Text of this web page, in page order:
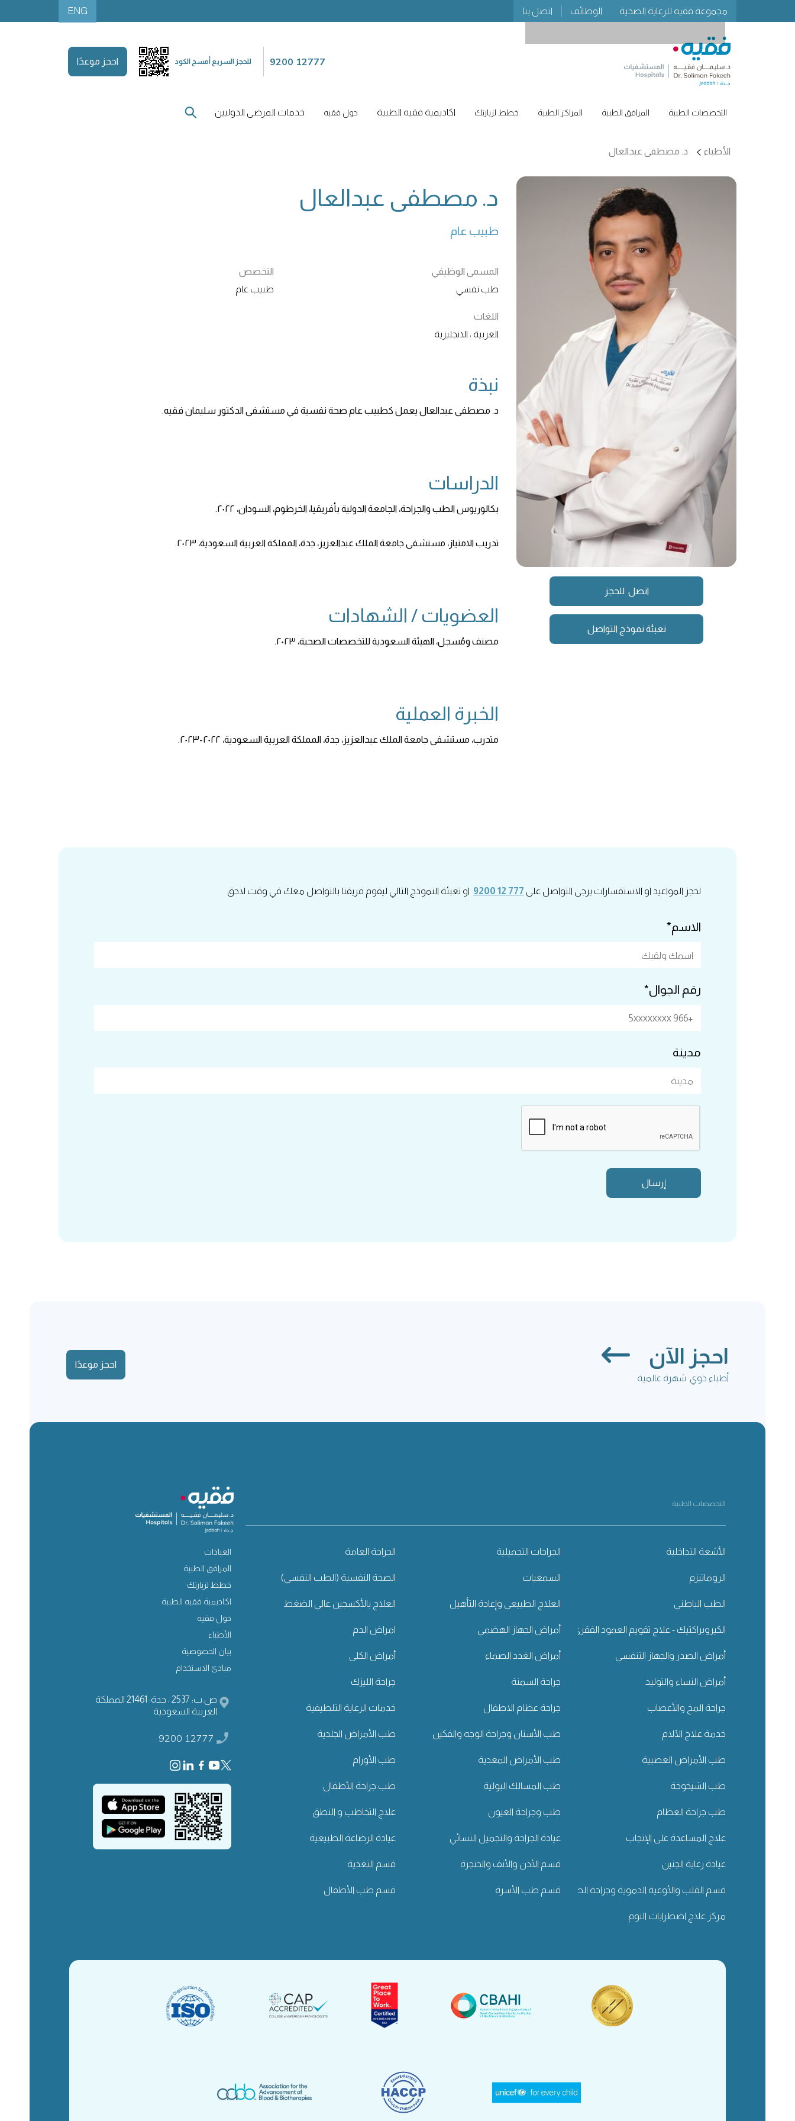
مجموعة فقيه للرعاية الصحية الوظائف اتصل بنا ENG
9200 12777 للحجز السريع أمسح الكود احجز موعدًا
التخصصات الطبية المرافق الطبية المراكز الطبية خطط لزيارتك اكاديمية فقيه الطبية حول فقيه خدمات المرضى الدوليين
الأطباء د. مصطفى عبدالعال
اتصل للحجز
تعبئة نموذج التواصل
د. مصطفى عبدالعال
طبيب عام
المسمى الوظيفي
طب نفسي
التخصص
طبيب عام
اللغات
العربية ، الانجليزية
نبذة
د. مصطفى عبدالعال يعمل كطبيب عام صحة نفسية في مستشفى الدكتور سليمان فقيه.
الدراسات
بكالوريوس الطب والجراحة، الجامعة الدولية بأفريقيا، الخرطوم، السودان، ٢٠٢٢.
تدريب الامتياز، مستشفى جامعة الملك عبدالعزيز، جدة، المملكة العربية السعودية، ٢٠٢٣.
العضويات / الشهادات
مصنف ومُسجل، الهيئة السعودية للتخصصات الصحية، ٢٠٢٣.
الخبرة العملية
متدرب، مستشفى جامعة الملك عبدالعزيز، جدة، المملكة العربية السعودية، ٢٠٢٢-٢٠٢٣.
لحجز المواعيد او الاستفسارات يرجى التواصل على 777 12 9200 او تعبئة النموذج التالي ليقوم فريقنا بالتواصل معك في وقت لاحق
الاسم*
رقم الجوال*
مدينة
احجز الآن
أطباء ذوي شهرة عالمية
احجز موعدًا
التخصصات الطبية
الأشعة التداخلية الجراحات التجميلية الجراحة العامة
الروماتيزم السمعيات الصحة النفسية (الطب النفسي)
الطب الباطني العلاج الطبيعي وإعادة التأهيل العلاج بالأكسجين عالي الضغط
الكيروبراكتيك - علاج تقويم العمود الفقري أمراض الجهاز الهضمي امراض الدم
أمراض الصدر والجهاز التنفسي أمراض الغدد الصماء أمراض الكلى
أمراض النساء والتوليد جراحة السمنة جراحة الليزك
جراحة المخ والأعصاب جراحة عظام الاطفال خدمات الرعاية التلطيفية
خدمة علاج الآلام طب الأسنان وجراحة الوجه والفكين طب الأمراض الجلدية
طب الأمراض العصبية طب الأمراض المعدية طب الأورام
طب الشيخوخة طب المسالك البولية طب جراحة الأطفال
طب جراحة العظام طب وجراحة العيون علاج التخاطب و النطق
علاج المساعدة على الإنجاب عيادة الجراحة والتجميل النسائي عيادة الرضاعة الطبيعية
عيادة رعاية الجنين قسم الأذن والأنف والحنجرة قسم التغذية
قسم القلب والأوعية الدموية وجراحة الصدر قسم طب الأسرة قسم طب الأطفال
مركز علاج اضطرابات النوم
العيادات
المرافق الطبية
خطط لزيارتك
اكاديمية فقيه الطبية
حول فقيه
الأطباء
بيان الخصوصية
مبادئ الاستخدام
ص.ب: 2537 ، جدة: 21461 المملكة
العربية السعودية
9200 12777